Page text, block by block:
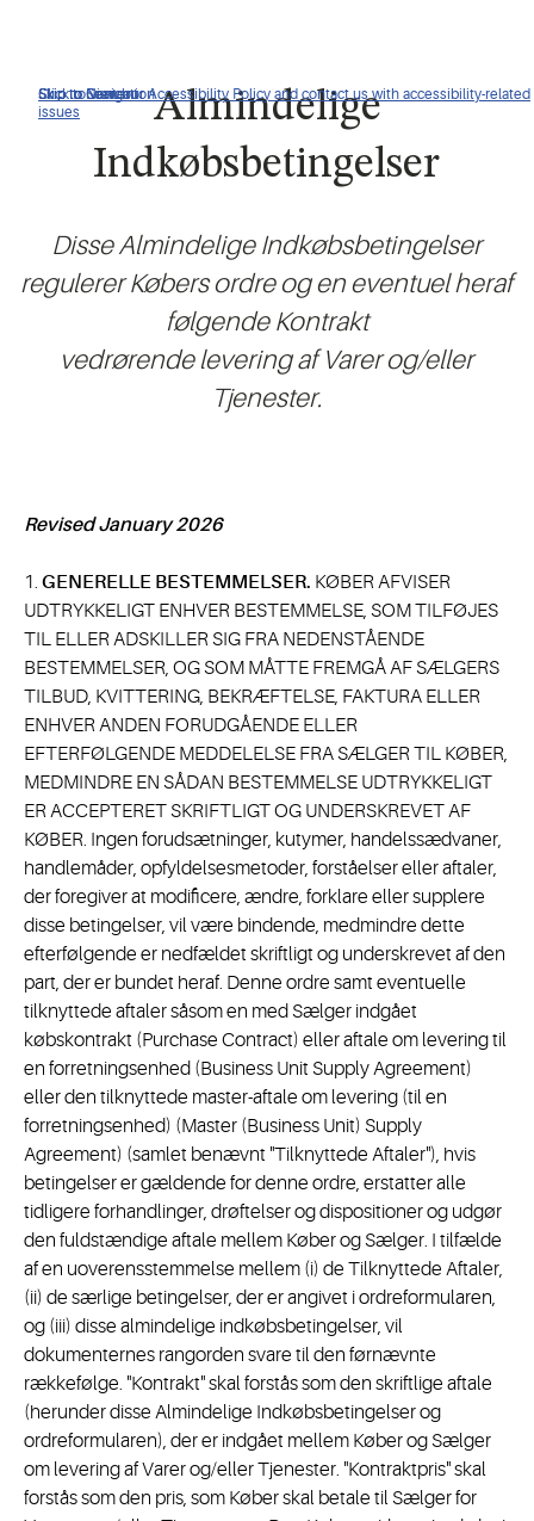
Click to view our Accessibility Policy and contact us with accessibility-related
issues
Skip to Navigation
Skip to Content
Skip to Search
Almindelige
Indkøbsbetingelser
Disse Almindelige Indkøbsbetingelser
regulerer Købers ordre og en eventuel heraf
følgende Kontrakt
vedrørende levering af Varer og/eller
Tjenester.
Revised January 2026
1. GENERELLE BESTEMMELSER. KØBER AFVISER
UDTRYKKELIGT ENHVER BESTEMMELSE, SOM TILFØJES
TIL ELLER ADSKILLER SIG FRA NEDENSTÅENDE
BESTEMMELSER, OG SOM MÅTTE FREMGÅ AF SÆLGERS
TILBUD, KVITTERING, BEKRÆFTELSE, FAKTURA ELLER
ENHVER ANDEN FORUDGÅENDE ELLER
EFTERFØLGENDE MEDDELELSE FRA SÆLGER TIL KØBER,
MEDMINDRE EN SÅDAN BESTEMMELSE UDTRYKKELIGT
ER ACCEPTERET SKRIFTLIGT OG UNDERSKREVET AF
KØBER. Ingen forudsætninger, kutymer, handelssædvaner,
handlemåder, opfyldelsesmetoder, forståelser eller aftaler,
der foregiver at modificere, ændre, forklare eller supplere
disse betingelser, vil være bindende, medmindre dette
efterfølgende er nedfældet skriftligt og underskrevet af den
part, der er bundet heraf. Denne ordre samt eventuelle
tilknyttede aftaler såsom en med Sælger indgået
købskontrakt (Purchase Contract) eller aftale om levering til
en forretningsenhed (Business Unit Supply Agreement)
eller den tilknyttede master-aftale om levering (til en
forretningsenhed) (Master (Business Unit) Supply
Agreement) (samlet benævnt "Tilknyttede Aftaler"), hvis
betingelser er gældende for denne ordre, erstatter alle
tidligere forhandlinger, drøftelser og dispositioner og udgør
den fuldstændige aftale mellem Køber og Sælger. I tilfælde
af en uoverensstemmelse mellem (i) de Tilknyttede Aftaler,
(ii) de særlige betingelser, der er angivet i ordreformularen,
og (iii) disse almindelige indkøbsbetingelser, vil
dokumenternes rangorden svare til den førnævnte
rækkefølge. "Kontrakt" skal forstås som den skriftlige aftale
(herunder disse Almindelige Indkøbsbetingelser og
ordreformularen), der er indgået mellem Køber og Sælger
om levering af Varer og/eller Tjenester. "Kontraktpris" skal
forstås som den pris, som Køber skal betale til Sælger for